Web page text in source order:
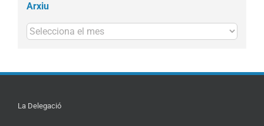
Arxiu
Arxius
La Delegació